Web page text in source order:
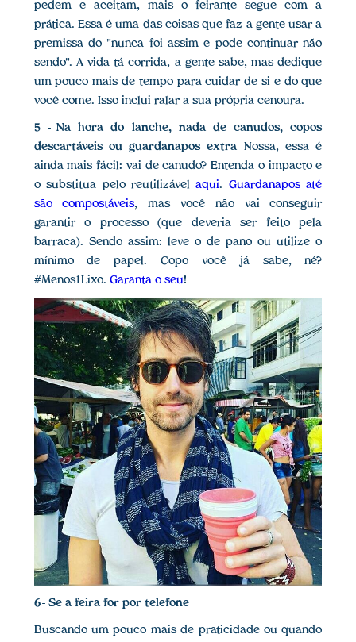
pedem e aceitam, mais o feirante segue com a
prática. Essa é uma das coisas que faz a gente usar a
premissa do "nunca foi assim e pode continuar não
sendo". A vida tá corrida, a gente sabe, mas dedique
um pouco mais de tempo para cuidar de si e do que
você come. Isso inclui ralar a sua própria cenoura.
5 - Na hora do lanche, nada de canudos, copos
descartáveis ou guardanapos extra Nossa, essa é
ainda mais fácil: vai de canudo? Entenda o impacto e
o substitua pelo reutilizávelaqui. Guardanapos até
são compostáveis, mas você não vai conseguir
garantir o processo (que deveria ser feito pela
barraca). Sendo assim: leve o de pano ou utilize o
mínimo de papel. Copo você já sabe, né?
#Menos1Lixo. Garanta o seu!
6 - Se a feira for por telefone
Buscando um pouco mais de praticidade ou quando